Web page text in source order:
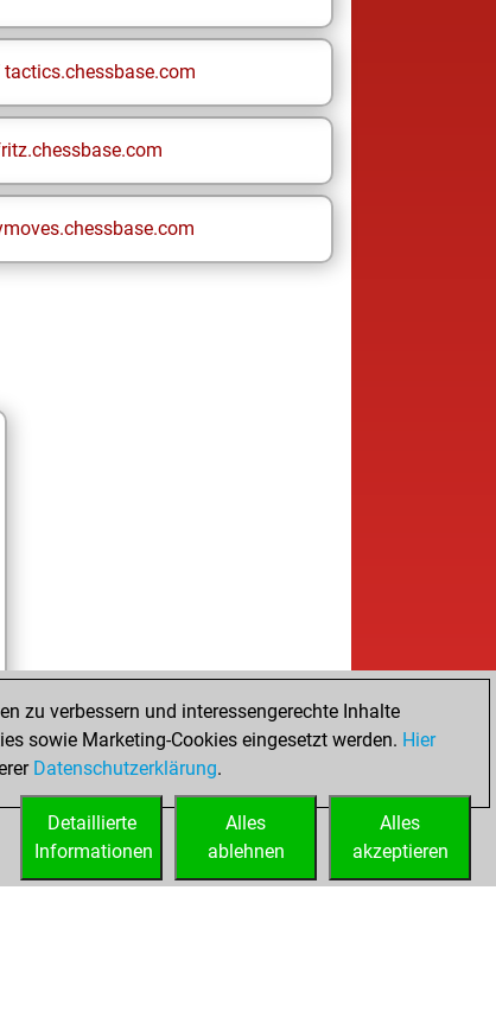
tactics.chessbase.com
zu verbessern und interessengerechte Inhalte
sowie Marketing-Cookies eingesetzt werden. Hier
Datenschutzerklärung.
Alles
akzeptieren
Alles
ablehnen
Detaillierte
Informationen